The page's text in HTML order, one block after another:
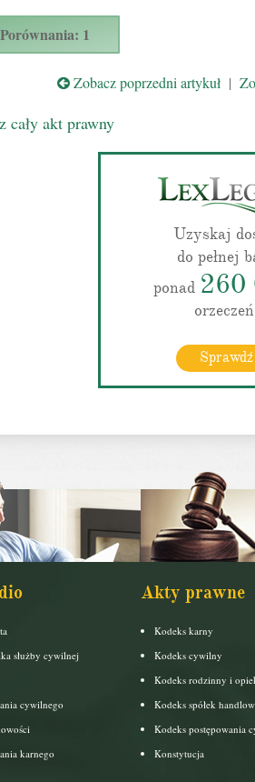
Porównania: 1
Zobacz poprzedni artykuł|
cały akt prawny
Uzyskaj
do pełnej
ponad 260
Sprawdź
służby cywilnej
cywilnego
karnego
Akty prawne
Kodeks karny
Kodeks cywilny
Kodeks rodzinny i
Kodeks spółek
Kodeks postępowania
Konstytucja